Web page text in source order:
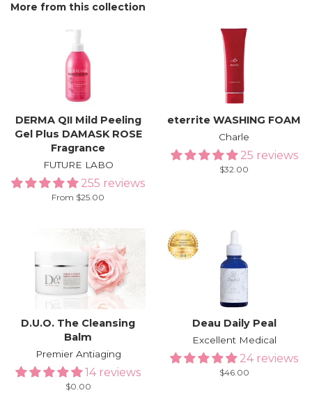
More from this collection
DERMA QII Mild Peeling
Gel Plus DAMASK ROSE
Fragrance
FUTURE LABO
255 reviews
From $25.00
eterrite WASHING FOAM
Charle
25 reviews
Regular
$32.00
D.U.O. The Cleansing
Balm
Premier Antiaging
14 reviews
Regular
$0.00
Deau Daily Peal
Excellent Medical
24 reviews
Regular
$46.00